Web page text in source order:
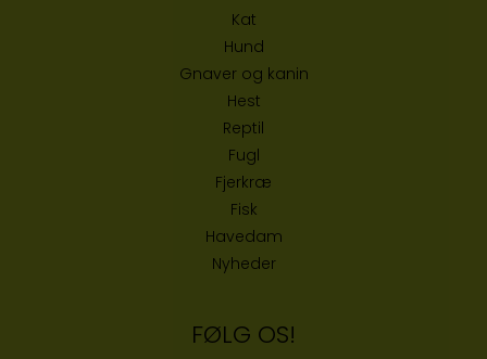
Kat
Hund
Gnaver og kanin
Hest
Reptil
Fugl
Fjerkræ
Fisk
Havedam
Nyheder
FØLG OS!